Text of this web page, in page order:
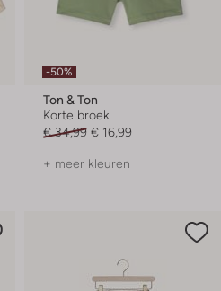
-50%
Ton & Ton
Korte broek
€ 34,99 € 16,99
+ meer kleuren